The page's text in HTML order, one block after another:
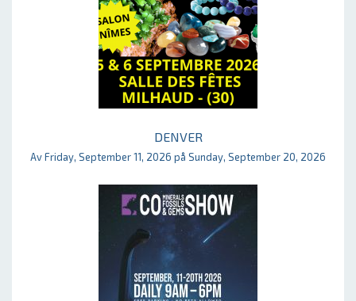
DENVER
Av Friday, September 11, 2026 på Sunday, September 20, 2026